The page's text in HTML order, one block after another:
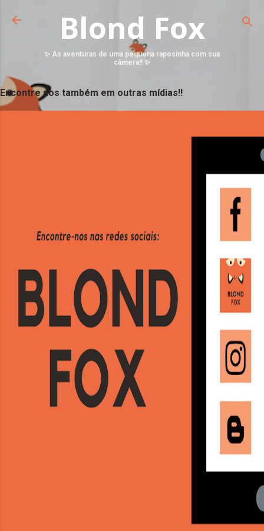
Blond Fox
✨ As aventuras de uma pequena raposinha com sua
câmera!! ✨
Encontre nos também em outras mídias!!